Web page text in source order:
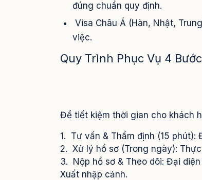
đúng chuẩn quy định.
Visa Châu Á (Hàn, Nhật,
việc.
Quy Trình Phục Vụ 4
Để tiết kiệm thời gian cho khách
1. Tư vấn & Thẩm định (15 phút):
2. Xử lý hồ sơ (Trong ngày):
3. Nộp hồ sơ & Theo dõi: Đại
Xuất nhập cảnh.